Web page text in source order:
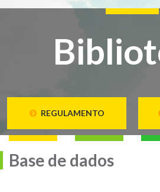
REGULAMENTO
Base de dados